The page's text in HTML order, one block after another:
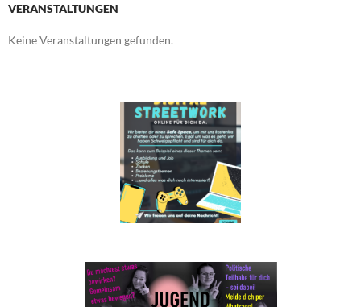
VERANSTALTUNGEN
Keine Veranstaltungen gefunden.